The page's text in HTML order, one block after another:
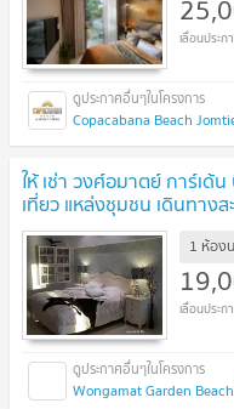
Copacabana Beach
ให้ เช่า วงศ์อมาตย์ การ์เ
เที่ยว แหล่งชุมชน เดินทางส
1 ห้อง